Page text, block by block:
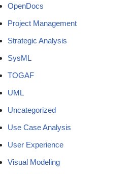
OpenDocs
Project Management
Strategic Analysis
SysML
TOGAF
UML
Uncategorized
Use Case Analysis
User Experience
Visual Modeling